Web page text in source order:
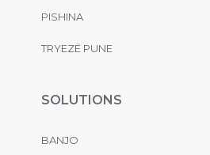
PISHINA
TRYEZË PUNE
SOLUTIONS
BANJO